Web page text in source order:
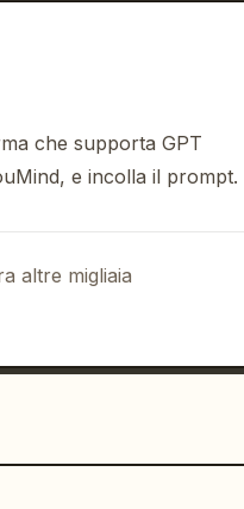
che supporta GPT
e incolla il prompt.
altre migliaia